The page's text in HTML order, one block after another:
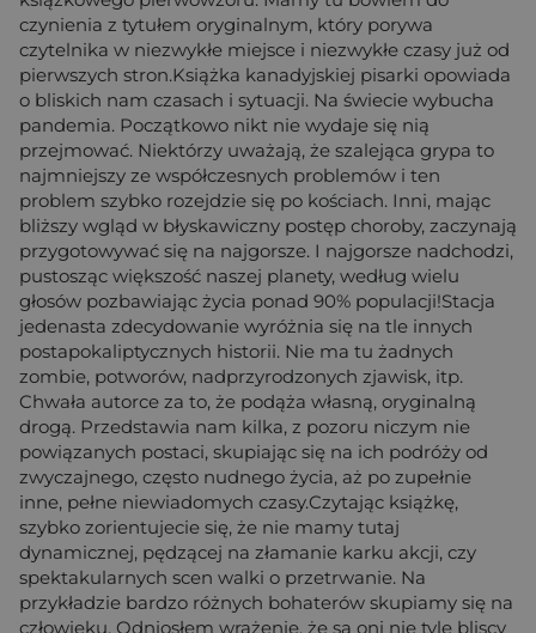
czynienia z tytułem oryginalnym, który porywa
czytelnika w niezwykłe miejsce i niezwykłe czasy już od
pierwszych stron.Książka kanadyjskiej pisarki opowiada
o bliskich nam czasach i sytuacji. Na świecie wybucha
pandemia. Początkowo nikt nie wydaje się nią
przejmować. Niektórzy uważają, że szalejąca grypa to
najmniejszy ze współczesnych problemów i ten
problem szybko rozejdzie się po kościach. Inni, mając
bliższy wgląd w błyskawiczny postęp choroby, zaczynają
przygotowywać się na najgorsze. I najgorsze nadchodzi,
pustosząc większość naszej planety, według wielu
głosów pozbawiając życia ponad 90% populacji!Stacja
jedenasta zdecydowanie wyróżnia się na tle innych
postapokaliptycznych historii. Nie ma tu żadnych
zombie, potworów, nadprzyrodzonych zjawisk, itp.
Chwała autorce za to, że podąża własną, oryginalną
drogą. Przedstawia nam kilka, z pozoru niczym nie
powiązanych postaci, skupiając się na ich podróży od
zwyczajnego, często nudnego życia, aż po zupełnie
inne, pełne niewiadomych czasy.Czytając książkę,
szybko zorientujecie się, że nie mamy tutaj
dynamicznej, pędzącej na złamanie karku akcji, czy
spektakularnych scen walki o przetrwanie. Na
przykładzie bardzo różnych bohaterów skupiamy się na
człowieku. Odniosłem wrażenie, że są oni nie tyle bliscy